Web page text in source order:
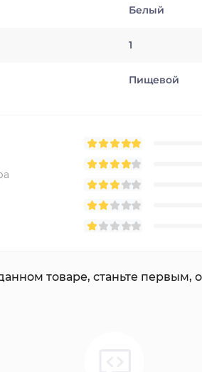
Белый
1
Пищевой
товаре, станьте первым,